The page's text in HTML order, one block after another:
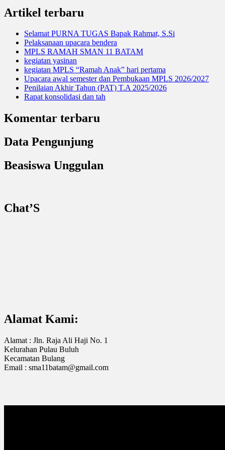
Artikel terbaru
Selamat PURNA TUGAS Bapak Rahmat, S.Si
Pelaksanaan upacara bendera
MPLS RAMAH SMAN 11 BATAM
kegiatan yasinan
kegiatan MPLS “Ramah Anak” hari pertama
Upacara awal semester dan Pembukaan MPLS 2026/2027
Penilaian Akhir Tahun (PAT) T.A 2025/2026
Rapat konsolidasi dan tah
Komentar terbaru
Data Pengunjung
Beasiswa Unggulan
Chat’S
Alamat Kami:
Alamat : Jln. Raja Ali Haji No. 1
Kelurahan Pulau Buluh
Kecamatan Bulang
Email : sma11batam@gmail.com